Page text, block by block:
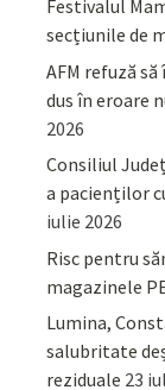
Festivalul
secțiunile de
AFM refuză
dus în eroare
2026
Consiliul
a pacienților
iulie 2026
Risc pentru
magazinele
Lumina,
salubritate
reziduale 23